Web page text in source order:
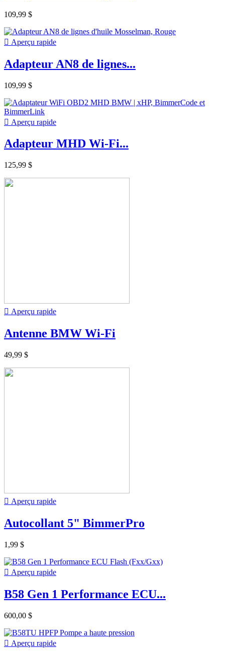
109,99 $
 Aperçu rapide
Adapteur AN8 de lignes...
109,99 $
 Aperçu rapide
Adapteur MHD Wi-Fi...
125,99 $
 Aperçu rapide
Antenne BMW Wi-Fi
49,99 $
 Aperçu rapide
Autocollant 5" BimmerPro
1,99 $
 Aperçu rapide
B58 Gen 1 Performance ECU...
600,00 $
 Aperçu rapide